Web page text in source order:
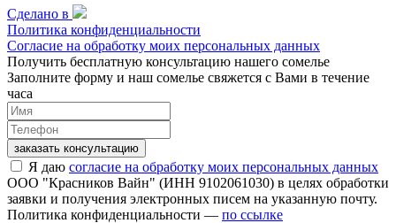
Сделано в
Политика конфиденциальности
Согласие на обработку моих персональных данных
Получить бесплатную консультацию нашего сомелье
Заполните форму и наш сомелье свяжется с Вами в течение
часа
заказать консультацию
Я даю согласие на обработку моих персональных данных
ООО "Красников Вайн" (ИНН 9102061030) в целях обработки
заявки и получения электронных писем на указанную почту.
Политика конфиденциальности — по ссылке